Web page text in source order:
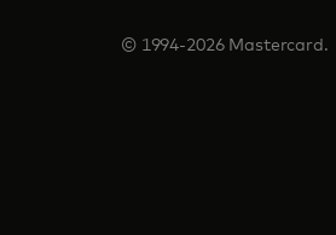
© 1994-2026 Mastercard.